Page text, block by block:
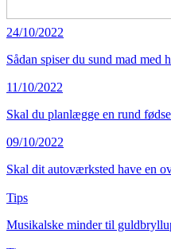
24/10/2022
Sådan spiser du sund mad med
11/10/2022
Skal du planlægge en rund
09/10/2022
Skal dit autoværksted have en
Tips
Musikalske minder til